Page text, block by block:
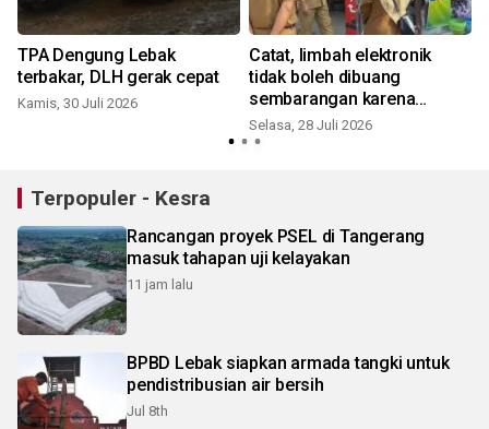
TPA Dengung Lebak
terbakar, DLH gerak cepat
Kamis, 30 Juli 2026
Catat, limbah elektronik
tidak boleh dibuang
sembarangan karena
beracun
Selasa, 28 Juli 2026
Terpopuler - Kesra
Rancangan proyek PSEL di Tangerang
masuk tahapan uji kelayakan
11 jam lalu
BPBD Lebak siapkan armada tangki untuk
pendistribusian air bersih
Jul 8th